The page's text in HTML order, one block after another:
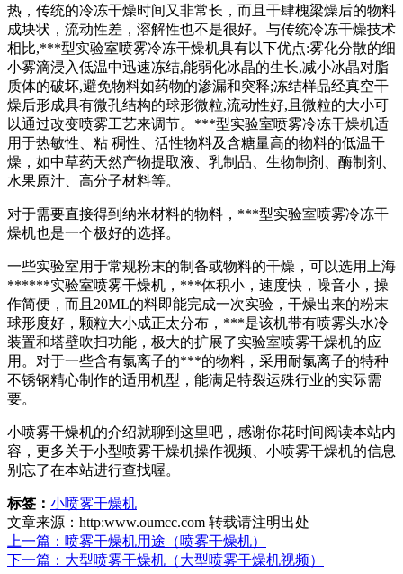
热，传统的冷冻干燥时间又非常长，而且干肆槐梁燥后的物料
成块状，流动性差，溶解性也不是很好。与传统冷冻干燥技术
相比,***型实验室喷雾冷冻干燥机具有以下优点:雾化分散的细
小雾滴浸入低温中迅速冻结,能弱化冰晶的生长,减小冰晶对脂
质体的破坏,避免物料如药物的渗漏和突释;冻结样品经真空干
燥后形成具有微孔结构的球形微粒,流动性好,且微粒的大小可
以通过改变喷雾工艺来调节。***型实验室喷雾冷冻干燥机适
用于热敏性、粘 稠性、活性物料及含糖量高的物料的低温干
燥，如中草药天然产物提取液、乳制品、生物制剂、酶制剂、
水果原汁、高分子材料等。
对于需要直接得到纳米材料的物料，***型实验室喷雾冷冻干
燥机也是一个极好的选择。
一些实验室用于常规粉末的制备或物料的干燥，可以选用上海
******实验室喷雾干燥机，***体积小，速度快，噪音小，操
作简便，而且20ML的料即能完成一次实验，干燥出来的粉末
球形度好，颗粒大小成正太分布，***是该机带有喷雾头水冷
装置和塔壁吹扫功能，极大的扩展了实验室喷雾干燥机的应
用。对于一些含有氯离子的***的物料，采用耐氯离子的特种
不锈钢精心制作的适用机型，能满足特裂运殊行业的实际需
要。
小喷雾干燥机的介绍就聊到这里吧，感谢你花时间阅读本站内
容，更多关于小型喷雾干燥机操作视频、小喷雾干燥机的信息
别忘了在本站进行查找喔。
标签： 小喷雾干燥机
文章来源：http:www.oumcc.com 转载请注明出处
上一篇：喷雾干燥机用途（喷雾干燥机）
下一篇：大型喷雾干燥机（大型喷雾干燥机视频）